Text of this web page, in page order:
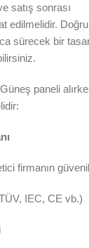
satış sonrası
edilmelidir. Doğru
sürecek bir
paneli
firmanın
IEC, CE vb.)